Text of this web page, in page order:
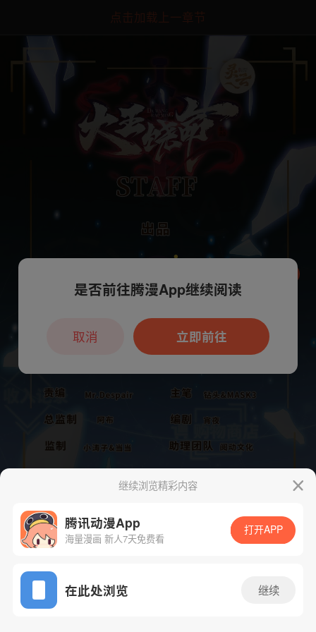
点击加载上一章节
App免费看
下一话
继续浏览精彩内容
腾讯动漫App
海量漫画 新人7天免费看
打开APP
在此处浏览 继续
本章节仅支持App阅读，可打开App新用
户7天免费看
是否前往腾漫App继续阅读
立即前往
取消